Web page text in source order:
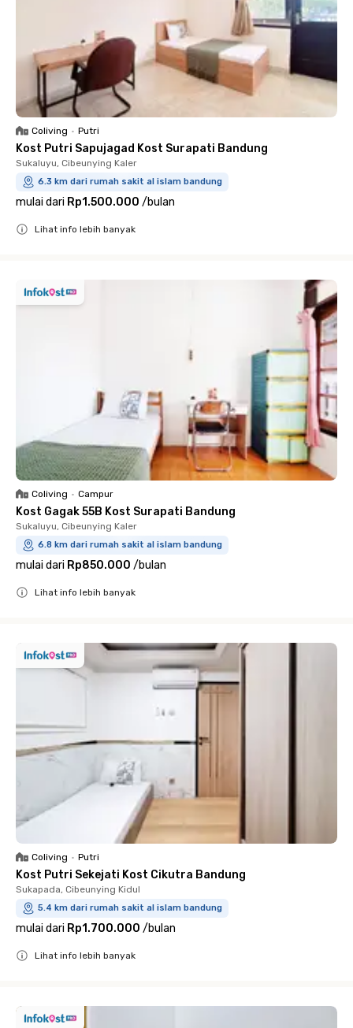
Coliving • Putri
Kost Putri Sapujagad Kost Surapati Bandung
Sukaluyu, Cibeunying Kaler
6.3 km dari rumah sakit al islam bandung
mulai dari Rp1.500.000 /bulan
Lihat info lebih banyak
Coliving • Campur
Kost Gagak 55B Kost Surapati Bandung
Sukaluyu, Cibeunying Kaler
6.8 km dari rumah sakit al islam bandung
mulai dari Rp850.000 /bulan
Lihat info lebih banyak
Coliving • Putri
Kost Putri Sekejati Kost Cikutra Bandung
Sukapada, Cibeunying Kidul
5.4 km dari rumah sakit al islam bandung
mulai dari Rp1.700.000 /bulan
Lihat info lebih banyak